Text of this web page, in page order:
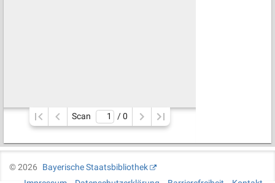
Scan / 0
©2026
Bayerische Staatsbibliothek